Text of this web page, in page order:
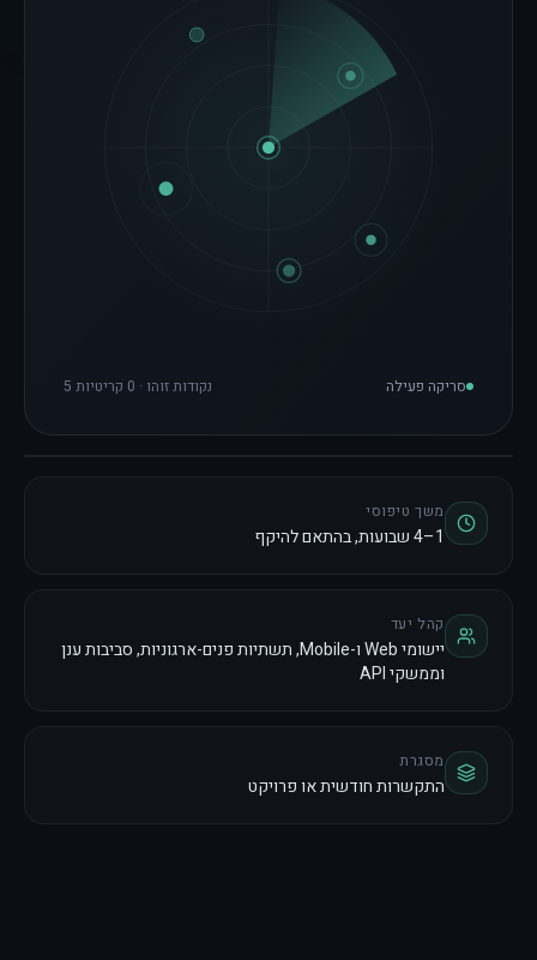
סריקה פעילה 5 נקודות זוהו · 0 קריטיות
משך טיפוסי
1–4 שבועות, בהתאם להיקף
קהל יעד
יישומי Web ו-Mobile, תשתיות פנים-ארגוניות, סביבות ענן
וממשקי API
מסגרת
התקשרות חודשית או פרויקט